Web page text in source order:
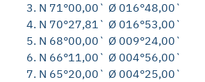
N 71°00,00` Ø 016°48,00`
N 70°27,81` Ø 016°53,00`
N 68°00,00` Ø 009°24,00`
N 66°11,00` Ø 004°56,00`
N 65°20,00` Ø 004°25,00`